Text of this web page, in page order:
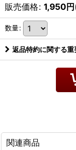
販売価格: 1,950円
数量:
返品特約に関する重
関連商品